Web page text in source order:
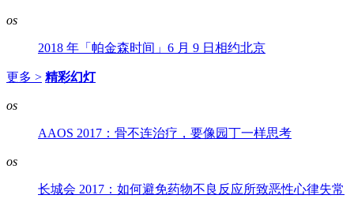
os
2018 年「帕金森时间」6 月 9 日相约北京
更多 > 精彩幻灯
os
AAOS 2017：骨不连治疗，要像园丁一样思考
os
长城会 2017：如何避免药物不良反应所致恶性心律失常